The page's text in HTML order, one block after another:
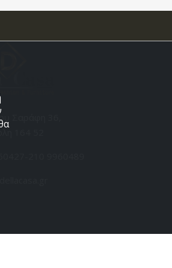
Σαράφη 36,